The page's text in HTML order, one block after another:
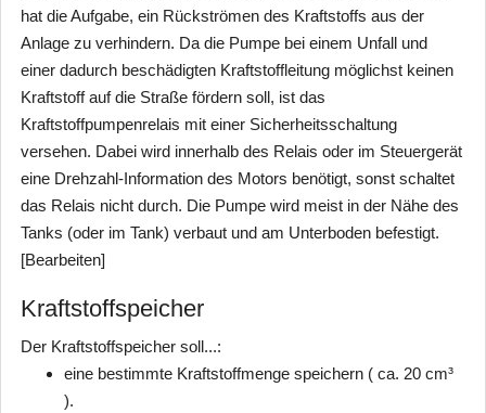
hat die Aufgabe, ein Rückströmen des Kraftstoffs aus der
Anlage zu verhindern. Da die Pumpe bei einem Unfall und
einer dadurch beschädigten Kraftstoffleitung möglichst keinen
Kraftstoff auf die Straße fördern soll, ist das
Kraftstoffpumpenrelais mit einer Sicherheitsschaltung
versehen. Dabei wird innerhalb des Relais oder im Steuergerät
eine Drehzahl-Information des Motors benötigt, sonst schaltet
das Relais nicht durch. Die Pumpe wird meist in der Nähe des
Tanks (oder im Tank) verbaut und am Unterboden befestigt.
[Bearbeiten]
Kraftstoffspeicher
Der Kraftstoffspeicher soll...:
eine bestimmte Kraftstoffmenge speichern ( ca. 20 cm³
).